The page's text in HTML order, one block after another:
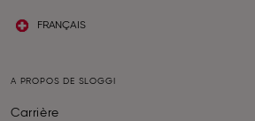
FRANÇAIS
A PROPOS DE SLOGGI
Carrière